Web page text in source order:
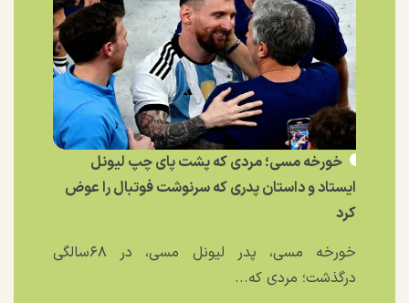
خورخه مسی؛ مردی که پشت پای چپ لیونل
ایستاد و داستان پدری که سرنوشت فوتبال را عوض
کرد
خورخه مسی، پدر لیونل مسی، در ۶۸سالگی
درگذشت؛ مردی که...